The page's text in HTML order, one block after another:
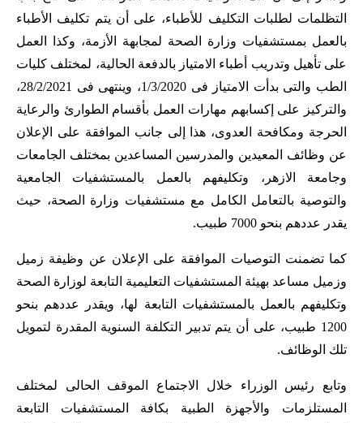
التظلمات لطلبات التكليف للأطباء، على أن يتم تكليف الأطباء
بالعمل بمستشفيات وزارة الصحة لمجابهة الأزمة، وكذا العمل
على تأهيل وتدريب أطباء الامتياز بالدفعة الحالية، لمختلف كليات
الطب والتى بدأت الامتياز فى 1/3/2020، وينتهى فى 28/2/2021،
والتركيز على إكسابهم مهارات العمل بأقسام الطوارئ والرعاية
الحرجة ومكافحة العدوى، هذا إلى جانب الموافقة على الإعلان
عن وظائف المعيدين والمدرسين المساعدين بمختلف الجامعات
وجامعة الازهر، وتكليفهم بالعمل بالمستشفيات الجامعية
والتوصية بالتعامل الكامل مع مستشفيات وزارة الصحة، حيث
يقدر عددهم بنحو 7000 طبيب.
كما تضمنت التوصيات الموافقة على الإعلان عن وظيفة زميل
وزميل مساعد بهيئة المستشفيات التعليمية التابعة لوزارة الصحة
وتكليفهم بالعمل بالمستشفيات التابعة لها، ويقدر عددهم بنحو
1200 طبيب، على أن يتم تدبير التكلفة السنوية المقدرة لتمويل
تلك الوظائف.
وتابع رئيس الوزراء خلال الاجتماع الموقف الحالى لمختلف
المستلزمات والأجهزة الطبية بكافة المستشفيات التابعة